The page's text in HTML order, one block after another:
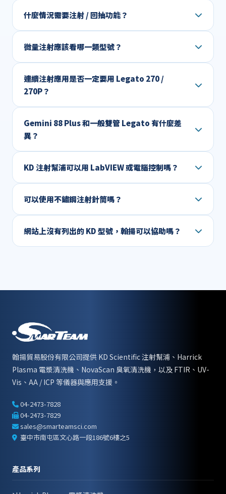
什麼情況需要注射 / 回抽功能？
微量注射應該看哪一類型號？
連續注射應用是否一定要用 Legato 270 /
270P？
Gemini 88 Plus 和一般雙管 Legato 有什麼差
異？
KD 注射幫浦可以用 LabVIEW 或電腦控制嗎？
可以使用不鏽鋼注射針筒嗎？
網站上沒有列出的 KD 型號，翰揚可以協助嗎？
翰揚貿易股份有限公司提供 KD Scientific 注射幫浦、Harrick
Plasma 電漿清洗機、NovaScan 臭氧清洗機，以及 FTIR、UV-
Vis、AA / ICP 等儀器與應用支援。
04-2473-7828
04-2473-7829
sales@smarteamsci.com
臺中市南屯區文心路一段186號6樓之5
產品系列